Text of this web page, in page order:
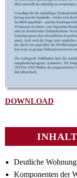
DOWNLOAD
Deutliche
Komponenten der